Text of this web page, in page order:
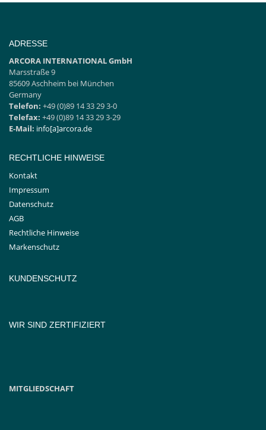
ADRESSE
ARCORA INTERNATIONAL GmbH
Marsstraße 9
85609 Aschheim bei München
Germany
Telefon: +49 (0)89 14 33 29 3-0
Telefax: +49 (0)89 14 33 29 3-29
E-Mail: info[a]arcora.de
RECHTLICHE HINWEISE
Kontakt
Impressum
Datenschutz
AGB
Rechtliche Hinweise
Markenschutz
KUNDENSCHUTZ
WIR SIND ZERTIFIZIERT
MITGLIEDSCHAFT